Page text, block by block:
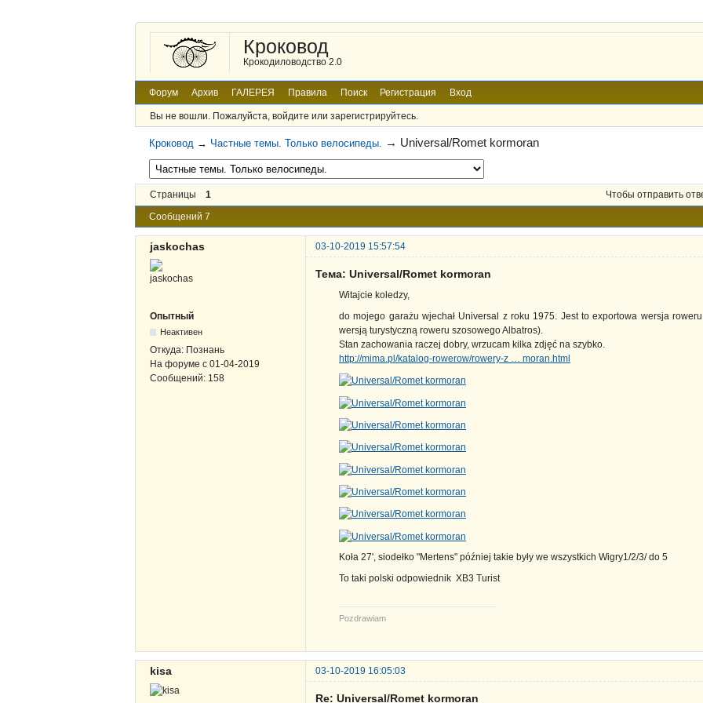
Кроковод
Крокодиловодство 2.0
Форум Архив ГАЛЕРЕЯ Правила Поиск Регистрация Вход
Вы не вошли. Пожалуйста, войдите или зарегистрируйтесь.
Кроковод → Частные темы. Только велосипеды. → Universal/Romet kormoran
Страницы 1
Чтобы отправить
Сообщений 7
jaskochas 03-10-2019 15:57:54
Опытный
Неактивен
Откуда: Познань
На форуме с 01-04-2019
Сообщений: 158
Тема: Universal/Romet kormoran
Witajcie koledzy,
do mojego garażu wjechał Universal z roku 1975. Jest to exportowa wersja
wersją turystyczną roweru szosowego Albatros).
Stan zachowania raczej dobry, wrzucam kilka zdjęć na szybko.
http://mima.pl/katalog-rowerow/rowery-z … moran.html
Koła 27', siodełko "Mertens" później takie były we wszystkich Wigry1/2/3/ do 5
To taki polski odpowiednik XB3 Turist
Pozdrawiam
kisa 03-10-2019 16:05:03
Re: Universal/Romet kormoran